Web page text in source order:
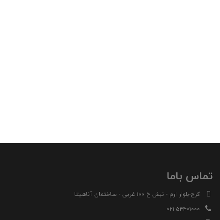
تماس باما
کرج-بلوار ارم - نبش خ 100 غربی - ساختمان آناهیتا
021-54401000